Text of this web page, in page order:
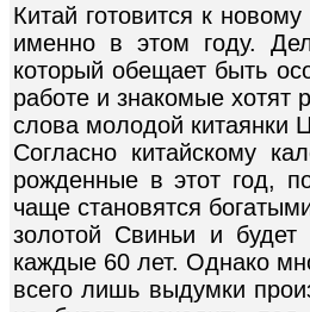
Китай готовится к
именно в этом году.
который обещает быть
работе и знакомые хотят
слова молодой китаянки
Согласно китайскому
рожденные в этот год,
чаще становятся
золотой Свиньи и
каждые 60 лет. Однако
всего лишь выдумки